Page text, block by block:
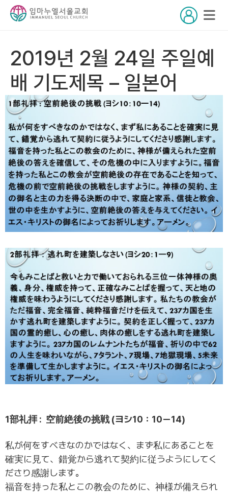
2019년 2월 24일 주일예
배 기도제목 – 일본어
1部礼拝 : 空前絶後の挑戦 (ヨシ10：10ー14)
私が何をすべきなのかではなく、まず私にあることを
確実に見て、錯覚から逃れて契約に従うようにしてく
ださり感謝します。
福音を持った私とこの教会のために、神様が備えられ